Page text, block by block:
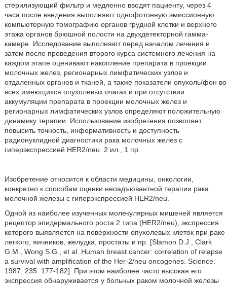
стерилизующий фильтр и медленно вводят пациенту, через 4
часа после введения выполняют однофотонную эмиссионную
компьютерную томографию органов грудной клетки и верхнего
этажа органов брюшной полости на двухдетекторной гамма-
камере. Исследование выполняют перед началом лечения и
затем после проведения второго курса системного лечения на
каждом этапе оценивают накопление препарата в проекции
молочных желез, регионарных лимфатических узлов и
отдаленных органов и тканей, а также показатели опухоль/фон во
всех имеющихся опухолевых очагах и при отсутствии
аккумуляции препарата в проекции молочных желез и
регионарных лимфатических узлов определяют положительную
динамику терапии. Использование изобретения позволяет
повысить точность, информативность и доступность
радионуклидной диагностики рака молочных желез с
гиперэкспрессией HER2/neu. 2 ил., 1 пр.
Изобретение относится к области медицины, онкологии,
конкретно к способам оценки неоадъювантной терапии рака
молочной железы с гиперэкспрессией HER2/neu.
Одной из наиболее изученных молекулярных мишеней является
рецептор эпидермального роста 2 типа (HER2/neu), экспрессия
которого выявляется на поверхности опухолевых клеток при раке
легкого, яичников, желудка, простаты и пр. [Slamon D.J., Clark
G.M., Wong S.G., et al. Human breast cancer: correlation of relapse
a survival with amplification of the Her-2/neu oncogenes. Science.
1987; 235: 177-182]. При этом наиболее часто высокая его
экспрессия обнаруживается у больных раком молочной железы